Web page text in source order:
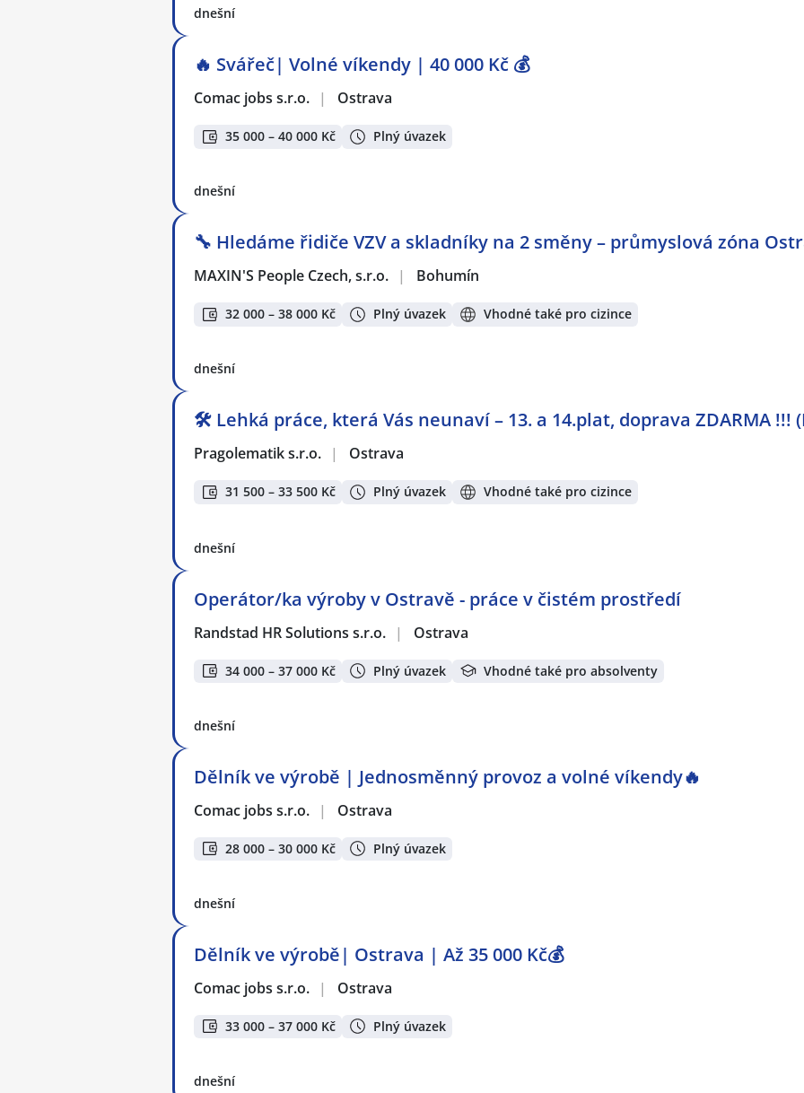
dnešní
🔥 Svářeč| Volné víkendy | 40 000 Kč 💰
Comac jobs s.r.o. | Ostrava
35 000 – 40 000 Kč Plný úvazek
dnešní
🔧 Hledáme řidiče VZV a skladníky na 2 směny – průmyslová zóna
MAXIN'S People Czech, s.r.o. | Bohumín
32 000 – 38 000 Kč Plný úvazek Vhodné také pro cizince
dnešní
🛠️ Lehká práce, která Vás neunaví – 13. a 14.plat, doprava ZDARMA !!!
Pragolematik s.r.o. | Ostrava
31 500 – 33 500 Kč Plný úvazek Vhodné také pro cizince
dnešní
Operátor/ka výroby v Ostravě - práce v čistém prostředí
Randstad HR Solutions s.r.o. | Ostrava
34 000 – 37 000 Kč Plný úvazek Vhodné také pro absolventy
dnešní
Dělník ve výrobě | Jednosměnný provoz a volné víkendy🔥
Comac jobs s.r.o. | Ostrava
28 000 – 30 000 Kč Plný úvazek
dnešní
Dělník ve výrobě| Ostrava | Až 35 000 Kč💰
Comac jobs s.r.o. | Ostrava
33 000 – 37 000 Kč Plný úvazek
dnešní